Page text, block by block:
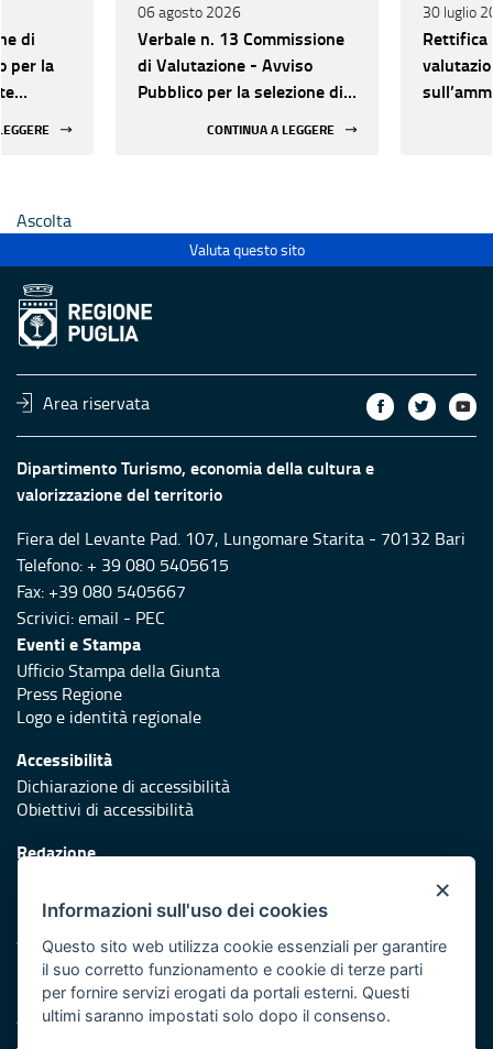
di
per la
06 agosto 2026
Verbale n. 13 Commissione
di Valutazione - Avviso
Pubblico per la selezione di
CONTINUA A LEGGERE
30 luglio
Rettifica
Ascolta
Valuta questo sito
Area riservata
Dipartimento Turismo, economia della cultura e
valorizzazione del territorio
Fiera del Levante Pad. 107, Lungomare Starita - 70132 Bari
Telefono: + 39 080 5405615
Fax: +39 080 5405667
Scrivici:email - PEC
Eventi e Stampa
Ufficio Stampa della Giunta
Press Regione
Logo e identità regionale
Accessibilità
Dichiarazione di accessibilità
Obiettivi di accessibilità
Redazione
Protezione civile
Vai al sito di Protezione Civile Puglia
Iniziativa finanziata con risorse del POR Puglia 2014/2020 -
Asse XI
×
Informazioni sull'uso dei cookies
Questo sito web utilizza cookie essenziali per garantire
il suo corretto funzionamento e cookie di terze parti
per fornire servizi erogati da portali esterni. Questi
ultimi saranno impostati solo dopo il consenso.